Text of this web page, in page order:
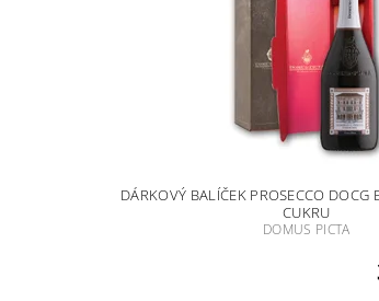
DÁRKOVÝ BALÍČEK PROSECCO DOCG
CUKRU
DOMUS PICTA